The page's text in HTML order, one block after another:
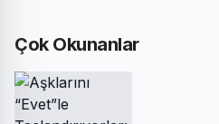
Çok Okunanlar